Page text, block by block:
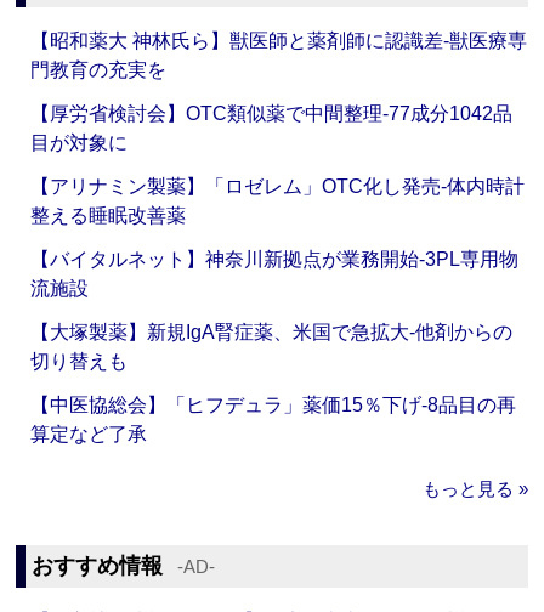
【昭和薬大 神林氏ら】獣医師と薬剤師に認識差‐獣医療専
門教育の充実を
【厚労省検討会】OTC類似薬で中間整理‐77成分1042品
目が対象に
【アリナミン製薬】「ロゼレム」OTC化し発売‐体内時計
整える睡眠改善薬
【バイタルネット】神奈川新拠点が業務開始‐3PL専用物
流施設
【大塚製薬】新規IgA腎症薬、米国で急拡大‐他剤からの
切り替えも
【中医協総会】「ヒフデュラ」薬価15％下げ‐8品目の再
算定など了承
もっと見る »
おすすめ情報 ‐AD‐